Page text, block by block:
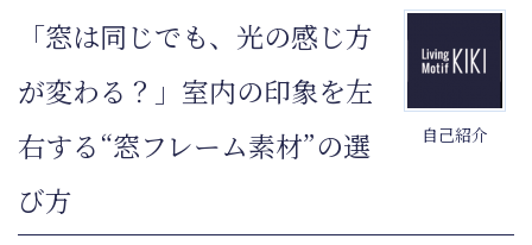
自己紹介
「窓は同じでも、光の感じ方
が変わる？」室内の印象を左
右する“窓フレーム素材”の選
び方